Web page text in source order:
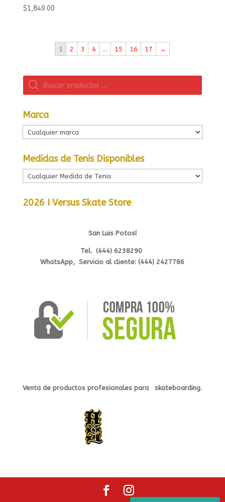
$1,849.00
1 2 3 4 … 15 16 17 →
Búsqueda
de
productos
Marca
Medidas de Tenis Disponibles
2026 I Versus Skate Store
San Luis Potosí
Tel. (444) 6238290
WhatsApp, Servicio al cliente: (444) 2427786
Venta de productos profesionalespara skateboarding.